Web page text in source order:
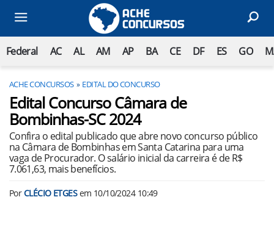
Federal AC AL AM AP BA CE DF ES GO
ACHE CONCURSOS EDITAL DO CONCURSO
Edital Concurso Câmara de
Bombinhas-SC 2024
Confira o edital publicado que abre novo concurso público
na Câmara de Bombinhas em Santa Catarina para uma
vaga de Procurador. O salário inicial da carreira é de R$
7.061,63, mais benefícios.
PorCLÉCIO ETGESem 10/10/2024 10:49